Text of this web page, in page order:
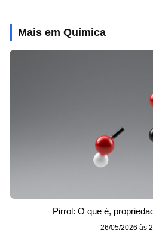
Mais em Química
Pirrol: O que é,
26/05/2026 às